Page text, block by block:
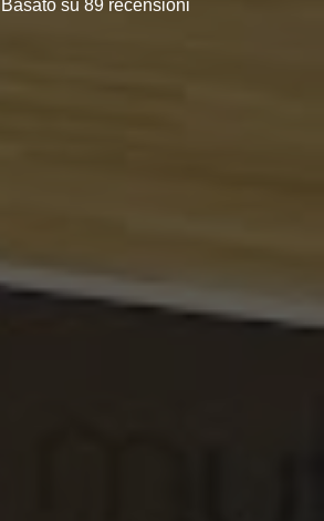
Basato su 89 recensioni